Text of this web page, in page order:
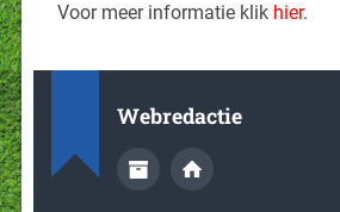
Voor meer informatie klik hier.
Webredactie